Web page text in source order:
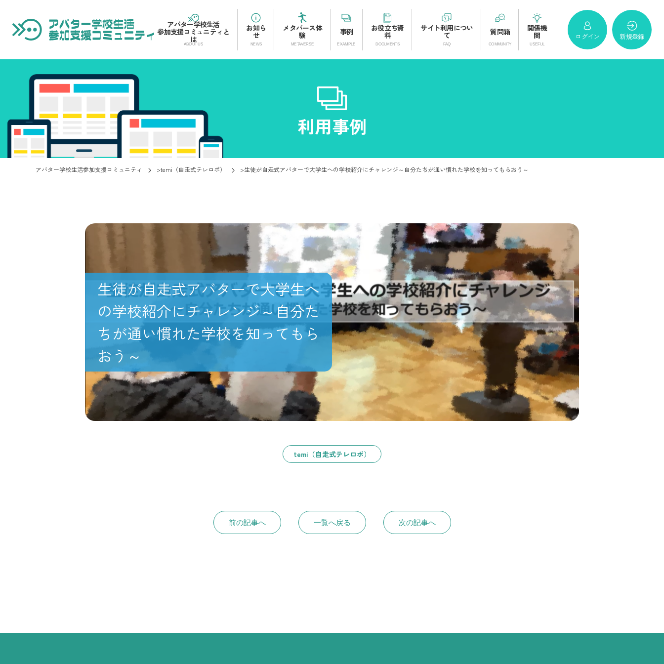
アバター学校生活
参加支援コミュニティと
は
お知ら
せ
メタバース体
験 事例 お役立ち資
料
サイト利用につい
て 質問箱 関係機
関 ログイン 新規登録
利用事例
アバター学校生活参加支援コミュニティ >temi（自走式テレロボ） >生徒が自走式アバターで大学生への学校紹介にチャレンジ～自分たちが通い慣れた学校を知ってもらおう～
生徒が自走式アバターで大学生へ
の学校紹介にチャレンジ～自分た
ちが通い慣れた学校を知ってもら
おう～
temi（自走式テレロボ）
前の記事へ 一覧へ戻る 次の記事へ